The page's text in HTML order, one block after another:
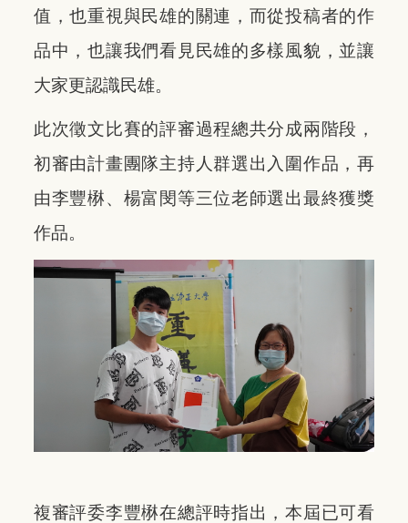
值，也重視與民雄的關連，而從投稿者的作
品中，也讓我們看見民雄的多樣風貌，並讓
大家更認識民雄。
此次徵文比賽的評審過程總共分成兩階段，
初審由計畫團隊主持人群選出入圍作品，再
由李豐楙、楊富閔等三位老師選出最終獲獎
作品。
複審評委李豐楙在總評時指出，本屆已可看